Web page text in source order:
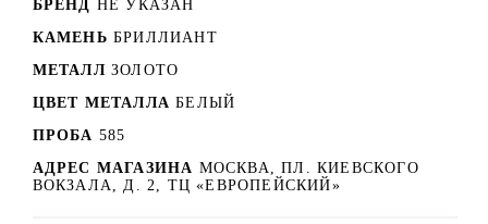
БРЕНД
НЕ УКАЗАН
КАМЕНЬ БРИЛЛИАНТ
МЕТАЛЛ ЗОЛОТО
ЦВЕТ МЕТАЛЛА БЕЛЫЙ
ПРОБА 585
АДРЕС МАГАЗИНА МОСКВА, ПЛ. КИЕВСКОГО
ВОКЗАЛА, Д. 2, ТЦ «ЕВРОПЕЙСКИЙ»